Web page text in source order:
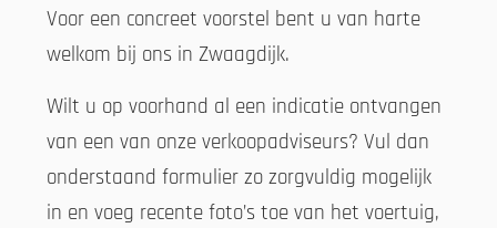
Voor een concreet voorstel bent u van harte
welkom bij ons in Zwaagdijk.
Wilt u op voorhand al een indicatie ontvangen
van een van onze verkoopadviseurs? Vul dan
onderstaand formulier zo zorgvuldig mogelijk
in en voeg recente foto’s toe van het voertuig,